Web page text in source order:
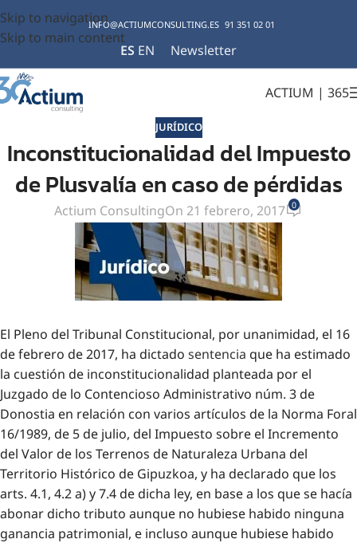
Skip to navigation
Skip to main content
INFO@ACTIUMCONSULTING.ES 91 351 02 01
ES EN Newsletter
ACTIUM | 365
JURÍDICO
Inconstitucionalidad del Impuesto
de Plusvalía en caso de pérdidas
Actium ConsultingOn 21 febrero, 2017 0
El Pleno del Tribunal Constitucional, por unanimidad, el 16
de febrero de 2017, ha dictado sentencia que ha estimado
la cuestión de inconstitucionalidad planteada por el
Juzgado de lo Contencioso Administrativo núm. 3 de
Donostia en relación con varios artículos de la Norma Foral
16/1989, de 5 de julio, del Impuesto sobre el Incremento
del Valor de los Terrenos de Naturaleza Urbana del
Territorio Histórico de Gipuzkoa, y ha declarado que los
arts. 4.1, 4.2 a) y 7.4 de dicha ley, en base a los que se hacía
abonar dicho tributo aunque no hubiese habido ninguna
ganancia patrimonial, e incluso aunque hubiese habido